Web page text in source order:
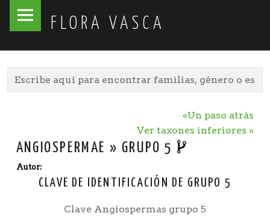
FLORA VASCA
Flora
Skip
«Un paso atrás
Ver taxones inferiores »
ANGIOSPERMAE » GRUPO 5
Autor:
CLAVE DE IDENTIFICACIÓN DE GRUPO 5
Clave Angiospermas grupo 5